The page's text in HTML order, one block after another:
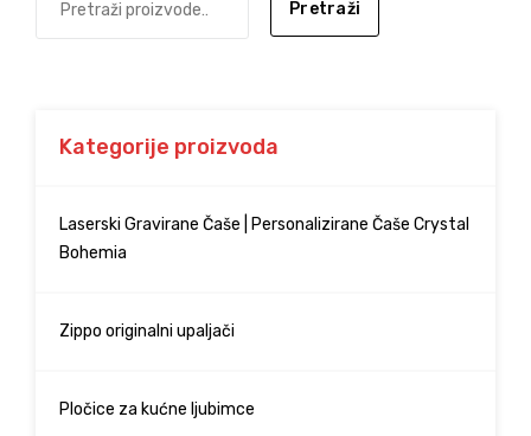
Pretraži
Kategorije proizvoda
Laserski Gravirane Čaše | Personalizirane Čaše Crystal
Bohemia
Zippo originalni upaljači
Pločice za kućne ljubimce